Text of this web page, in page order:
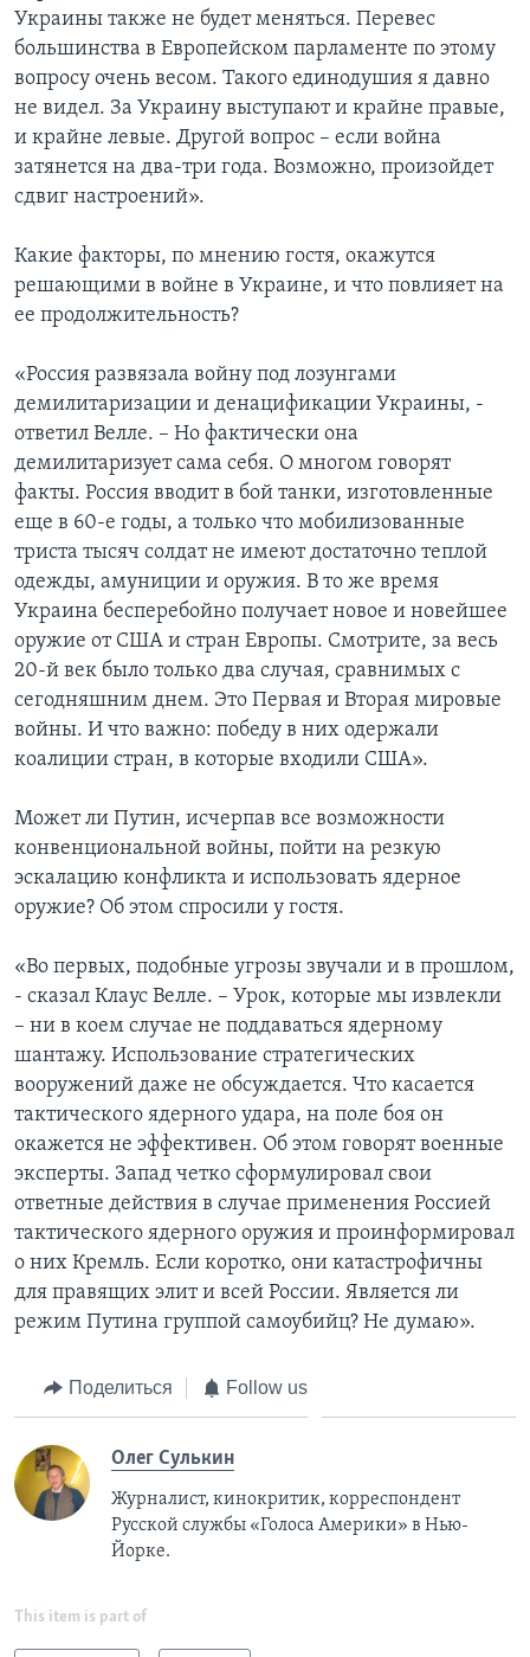
Украины также не будет меняться. Перевес
большинства в Европейском парламенте по этому
вопросу очень весом. Такого единодушия я давно
не видел. За Украину выступают и крайне правые,
и крайне левые. Другой вопрос – если война
затянется на два-три года. Возможно, произойдет
сдвиг настроений».
Какие факторы, по мнению гостя, окажутся
решающими в войне в Украине, и что повлияет на
ее продолжительность?
«Россия развязала войну под лозунгами
демилитаризации и денацификации Украины, -
ответил Велле. – Но фактически она
демилитаризует сама себя. О многом говорят
факты. Россия вводит в бой танки, изготовленные
еще в 60-е годы, а только что мобилизованные
триста тысяч солдат не имеют достаточно теплой
одежды, амуниции и оружия. В то же время
Украина бесперебойно получает новое и новейшее
оружие от США и стран Европы. Смотрите, за весь
20-й век было только два случая, сравнимых с
сегодняшним днем. Это Первая и Вторая мировые
войны. И что важно: победу в них одержали
коалиции стран, в которые входили США».
Может ли Путин, исчерпав все возможности
конвенциональной войны, пойти на резкую
эскалацию конфликта и использовать ядерное
оружие? Об этом спросили у гостя.
«Во первых, подобные угрозы звучали и в прошлом,
- сказал Клаус Велле. – Урок, которые мы извлекли
– ни в коем случае не поддаваться ядерному
шантажу. Использование стратегических
вооружений даже не обсуждается. Что касается
тактического ядерного удара, на поле боя он
окажется не эффективен. Об этом говорят военные
эксперты. Запад четко сформулировал свои
ответные действия в случае применения Россией
тактического ядерного оружия и проинформировал
о них Кремль. Если коротко, они катастрофичны
для правящих элит и всей России. Является ли
режим Путина группой самоубийц? Не думаю».
Поделиться Follow us
Олег Сулькин
Журналист, кинокритик, корреспондент
Русской службы «Голоса Америки» в Нью-
Йорке.
This item is part of